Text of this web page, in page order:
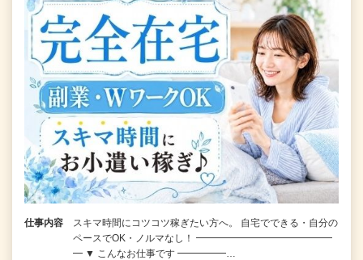
仕事内容
スキマ時間にコツコツ稼ぎたい方へ。 自宅でできる・自分の
ペースでOK・ノルマなし！ ━━━━━━━━━━━━━━
━ ▼ こんなお仕事です ━━━━━…